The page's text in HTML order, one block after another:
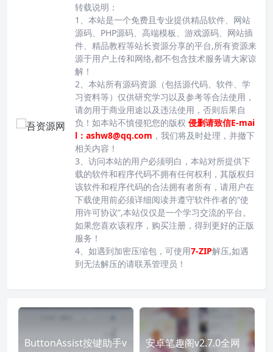
转载说明：
1、本站是一个免费且专业提供精品软件、网站
源码、PHP源码、高端模板、游戏源码、网站插
件、精品教程等站长资源分享的平台,所有资源来
源于用户上传和网络,都不包含技术服务请大家谅
解！
2、本站所有源码资源（包括源代码、软件、学
习资料等）仅供研究学习以及参考等合法使用，
请勿用于商业用途以及违法使用，否则后果自
负！如本站不慎侵犯您的版权 侵删请致信E-mai
l：ashw8@qq.com ，我们将及时处理，并撤下
相关内容！
3、访问本站的用户必须明白，本站对所提供下
载的软件和程序代码不拥有任何权利，其版权归
该软件和程序代码的合法拥有者所有，请用户在
下载使用前必须详细阅读并遵守软件作者的“使
用许可协议”,本站仅仅是一个学习交流的平台。
如果您喜欢该程序，购买注册，得到更好的正版
服务！
4、如遇到加密压缩包，可使用7-ZIP解压,如遇
到无法解压的请联系管理员！
ButtonAssist按键助手v
安卓笔趣阁v2.7.0全网